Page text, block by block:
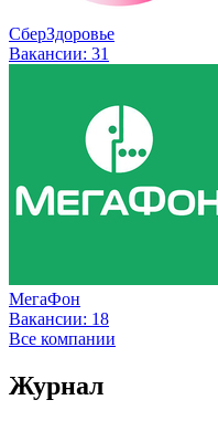
СберЗдоровье
Вакансии: 31
МегаФон
Вакансии: 18
Все компании
Журнал